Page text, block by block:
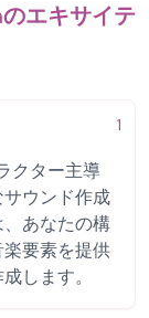
エキサイテ
1
クター主導
ウンド作成
あなたの構
要素を提供
します。